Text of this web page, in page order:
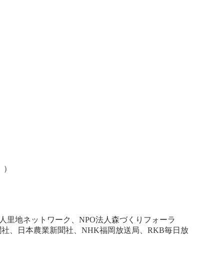
里地ネットワーク、NPO法人森づくりフォーラ
、日本農業新聞社、NHK福岡放送局、RKB毎日放